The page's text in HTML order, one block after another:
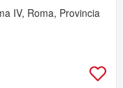
IV, Roma, Provincia